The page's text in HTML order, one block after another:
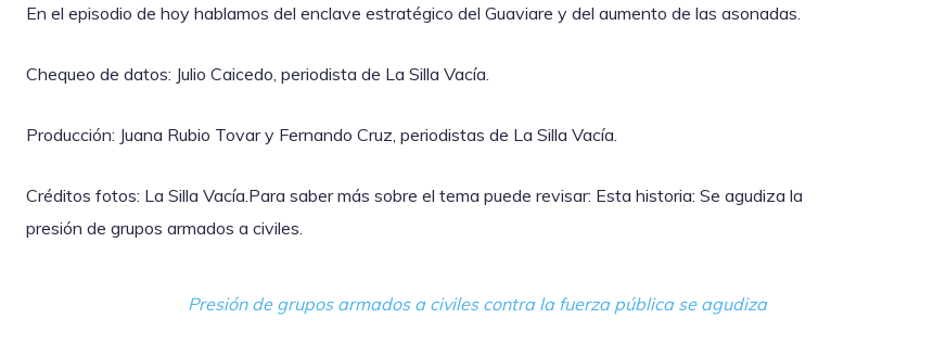
En el episodio de hoy hablamos del enclave estratégico del Guaviare y del aumento de las asonadas.
Chequeo de datos: Julio Caicedo, periodista de La Silla Vacía.
Producción: Juana Rubio Tovar y Fernando Cruz, periodistas de La Silla Vacía.
Créditos fotos: La Silla Vacía.Para saber más sobre el tema puede revisar: Esta historia: Se agudiza la
presión de grupos armados a civiles.
Presión de grupos armados a civiles contra la fuerza pública se agudiza